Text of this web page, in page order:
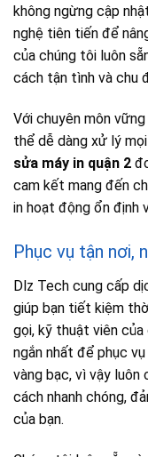
không ngừng cập
nghệ tiên tiến để
của chúng tôi luôn
cách tận tình và chu
Với chuyên môn
thể dễ dàng xử lý
sửa máy in quận 2
cam kết mang đến
in hoạt động ổn định
Phục vụ tận nơi,
Dlz Tech cung cấp
giúp bạn tiết kiệm
gọi, kỹ thuật viên
ngắn nhất để phục
vàng bạc, vì vậy luôn
cách nhanh chóng,
của bạn.